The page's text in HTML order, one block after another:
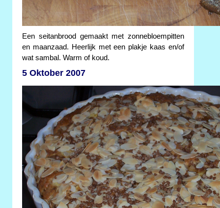
Een seitanbrood gemaakt met zonnebloempitten
en maanzaad. Heerlijk met een plakje kaas en/of
wat sambal. Warm of koud.
5 Oktober 2007